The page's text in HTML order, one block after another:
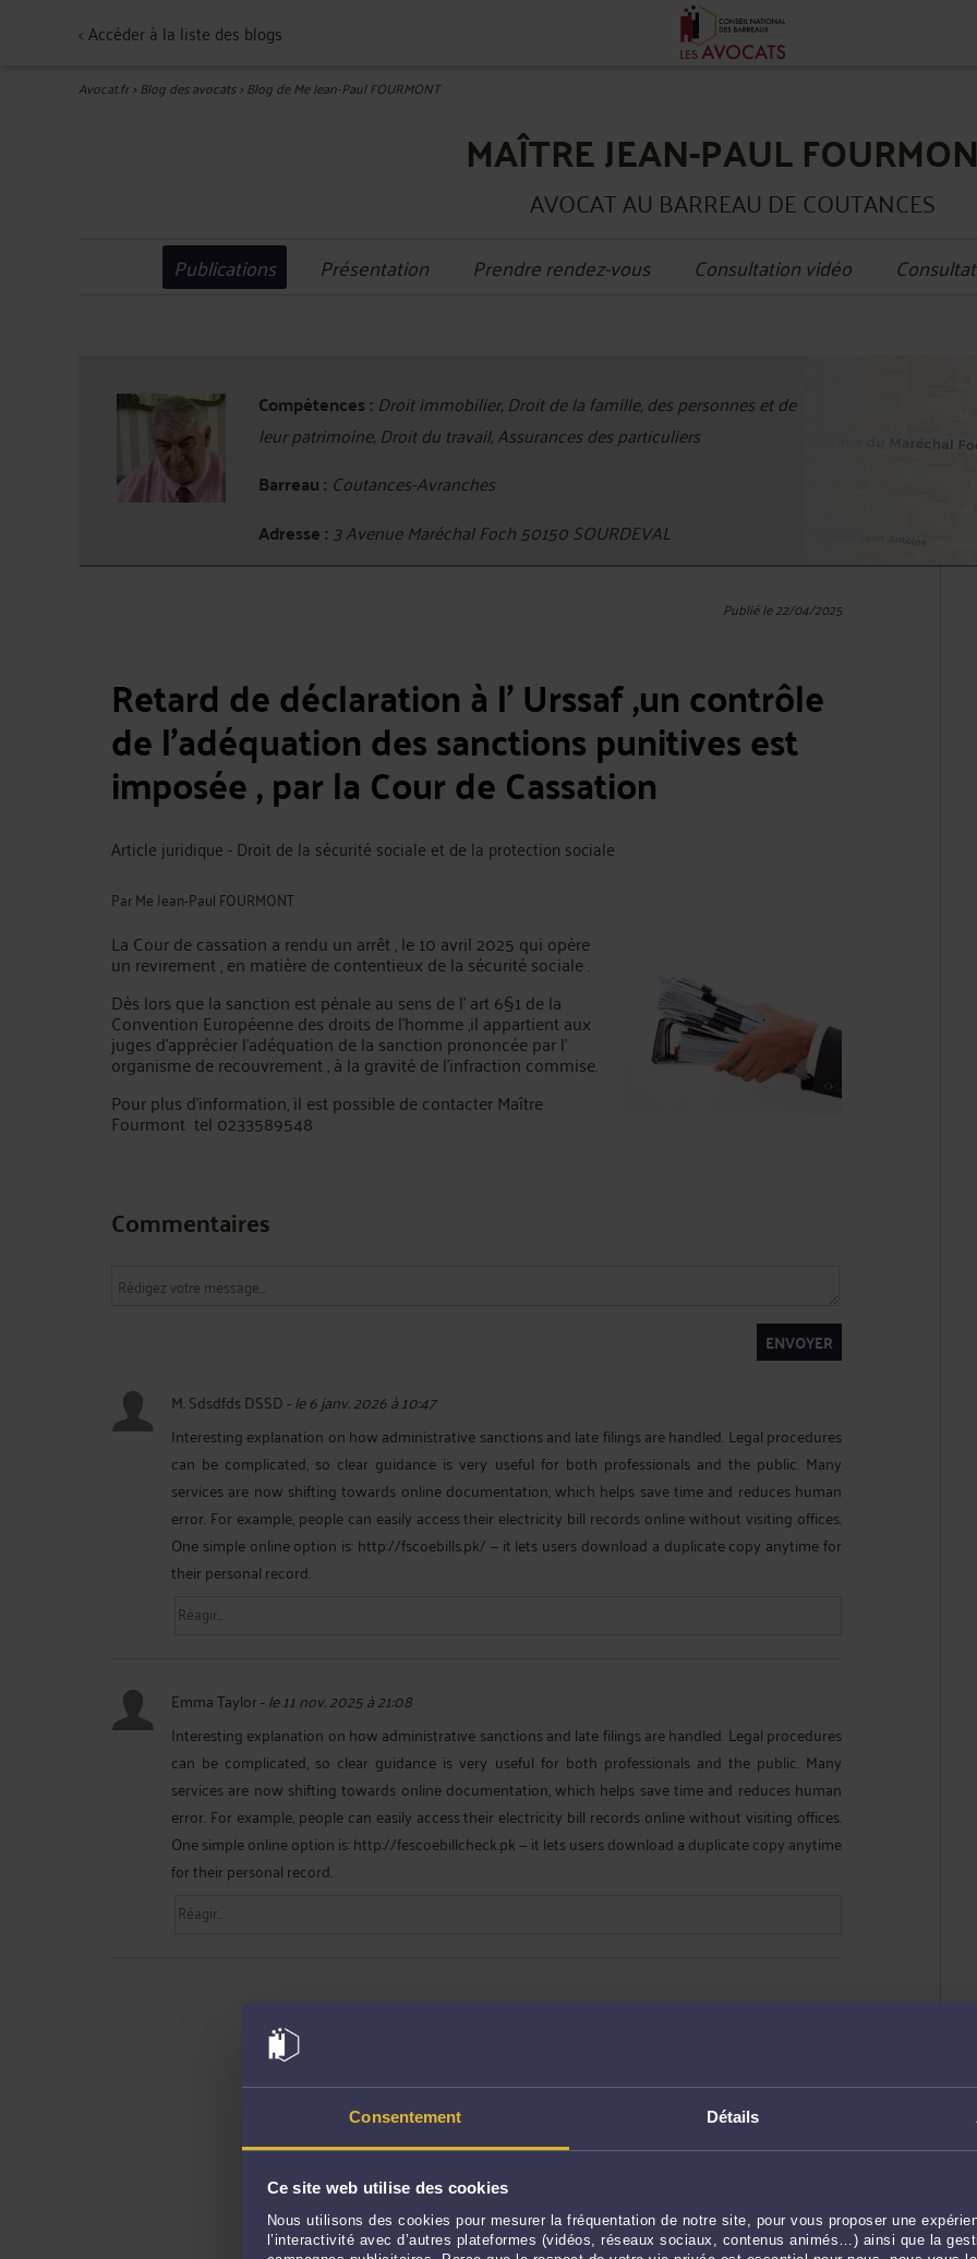
Consentement Détails
Ce site web utilise des cookies
Nous utilisons des cookies pour mesurer la fréquentation de notre site, pour vous proposer une
l’interactivité avec d’autres plateformes (vidéos, réseaux sociaux, contenus animés…) ainsi que la
<Accéder à la liste des blogs
Avocat.fr>Blog des avocats>Blog de Me Jean-Paul FOURMONT
MAÎTRE JEAN-PAUL
AVOCAT AU BARREAU DE COUTANCES
Publications Présentation Prendre rendez-vous Consultation vidéo
Compétences : Droit immobilier, Droit de la famille, des personnes et de
leur patrimoine, Droit du travail, Assurances des particuliers
Barreau : Coutances-Avranches
Adresse : 3 Avenue Maréchal Foch 50150 SOURDEVAL
Publié le 22/04/2025
Retard de déclaration à l' Urssaf ,un contrôle
de l'adéquation des sanctions punitives est
imposée , par la Cour de Cassation
Article juridique - Droit de la sécurité sociale et de la protection sociale
ParMe Jean-Paul FOURMONT
La Cour de cassation a rendu un arrêt , le 10 avril 2025 qui opère
un revirement , en matière de contentieux de la sécurité sociale .
Dès lors que la sanction est pénale au sens de l' art 6§1 de la
Convention Européenne des droits de l'homme ,il appartient aux
juges d'apprécier l'adéquation de la sanction prononcée par l'
organisme de recouvrement , à la gravité de l'infraction commise.
Pour plus d'information, il est possible de contacter Maître
Fourmont tel 0233589548
Commentaires
ENVOYER
M. Sdsdfds DSSD-le 6 janv. 2026 à 10:47
Interesting explanation on how administrative sanctions and late filings are handled. Legal procedures
can be complicated, so clear guidance is very useful for both professionals and the public. Many
services are now shifting towards online documentation, which helps save time and reduces human
error. For example, people can easily access their electricity bill records online without visiting offices.
One simple online option is: http://fscoebills.pk/ — it lets users download a duplicate copy anytime for
their personal record.
Emma Taylor-le 11 nov. 2025 à 21:08
Interesting explanation on how administrative sanctions and late filings are handled. Legal procedures
can be complicated, so clear guidance is very useful for both professionals and the public. Many
services are now shifting towards online documentation, which helps save time and reduces human
error. For example, people can easily access their electricity bill records online without visiting offices.
One simple online option is:http://fescoebillcheck.pk— it lets users download a duplicate copy anytime
for their personal record.